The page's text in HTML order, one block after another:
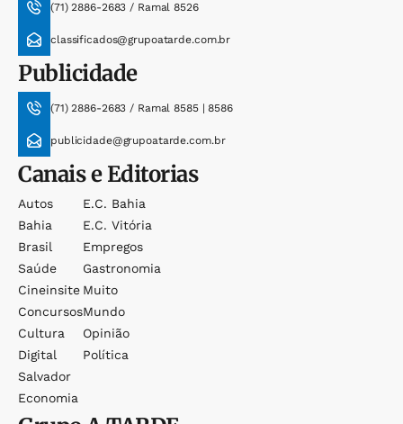
(71) 2886-2683 / Ramal 8526
classificados@grupoatarde.com.br
Publicidade
(71) 2886-2683 / Ramal 8585 | 8586
publicidade@grupoatarde.com.br
Canais e Editorias
Autos
Bahia
Brasil
Saúde
Cineinsite
Concursos
Cultura
Digital
Salvador
Economia
E.c. Bahia
E.c. Vitória
Empregos
Gastronomia
Muito
Mundo
Opinião
Política